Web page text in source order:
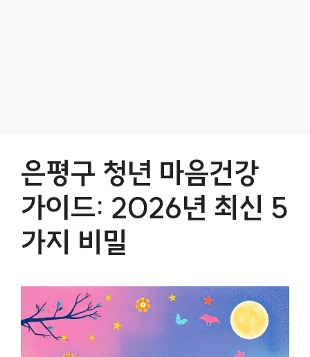
은평구 청년 마음건강
가이드: 2026년 최신 5
가지 비밀